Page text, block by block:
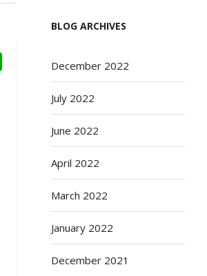
BLOG ARCHIVES
December 2022
July 2022
June 2022
April 2022
March 2022
January 2022
December 2021